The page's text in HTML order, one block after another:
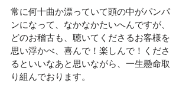
常に何十曲か漂っていて頭の中がパンパ
ンになって、なかなかたいへんですが、
どのお稽古も、聴いてくださるお客様を
思い浮かべ、喜んで！楽しんで！くださ
るといいなあと思いながら、一生懸命取
り組んでおります。